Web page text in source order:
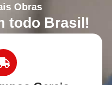
Obras
todo Brasil!